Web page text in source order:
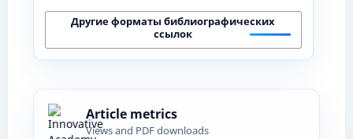
Другие форматы библиографических
ссылок
Article metrics
Views and PDF downloads